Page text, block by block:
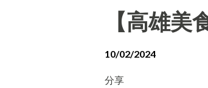
【高雄
10/02/2024
分享